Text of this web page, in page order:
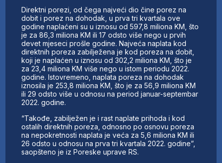
Direktni porezi, od čega najveći dio čine porez na
dobit i porez na dohodak, u prva tri kvartala ove
godine naplaćeni su u iznosu od 597,8 miliona KM, što
je za 86,3 miliona KM ili 17 odsto više nego u prvih
devet mjeseci prošle godine. Najveća naplata kod
direktnih poreza zabilježena je kod poreza na dobit,
koji je naplaćen u iznosu od 302,2 miliona KM, što je
za 23,4 miliona KM više nego u istom periodu 2022.
godine. Istovremeno, naplata poreza na dohodak
iznosila je 253,8 miliona KM, što je za 56,9 miliona KM
ili 29 odsto više u odnosu na period januar-septembar
2022. godine.
“Takođe, zabilježen je i rast naplate prihoda i kod
ostalih direktnih poreza, odnosno po osnovu poreza
na nepokretnosti naplata je veća za 5,6 miliona KM ili
26 odsto u odnosu na prva tri kvartala 2022. godine”,
saopšteno je iz Poreske uprave RS.